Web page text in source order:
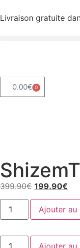
Livraison gratuite
0.00€ 0
399.90€ 199.90€
Ajouter au